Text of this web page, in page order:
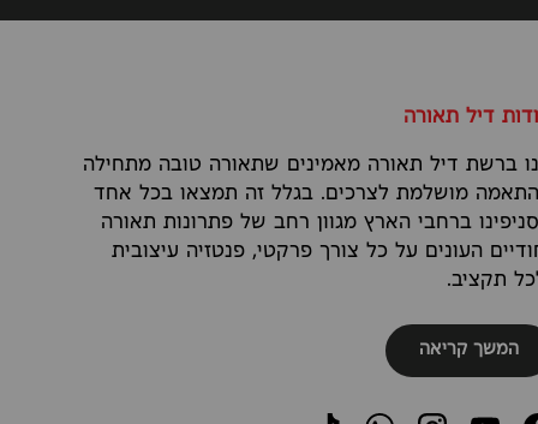
דיל תאורה
ברשת דיל תאורה מאמינים שתאורה טובה מתחילה
מושלמת לצרכים. בגלל זה תמצאו בכל אחד
ברחבי הארץ מגוון רחב של פתרונות תאורה
העונים על כל צורך פרקטי, פנטזיה עיצובית
תקציב.
המשך קריאה